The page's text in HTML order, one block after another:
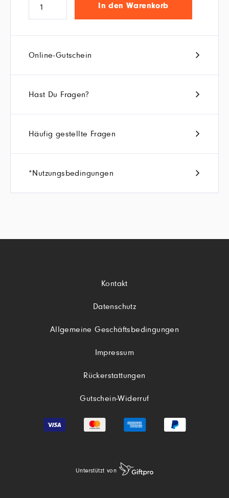
In den Warenkorb
Online-Gutschein
Hast Du Fragen?
Häufig gestellte Fragen
*Nutzungsbedingungen
Kontakt
Datenschutz
Allgemeine Geschäftsbedingungen
Impressum
Rückerstattungen
Gutschein-Widerruf